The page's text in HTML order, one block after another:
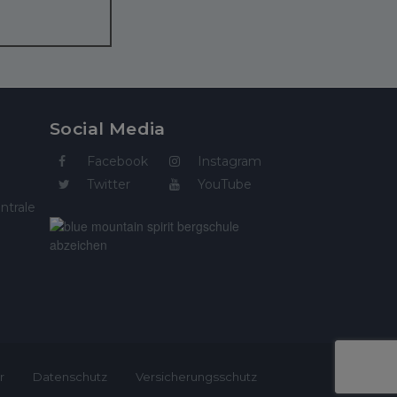
Social Media
Facebook
Twitter
Instagram
YouTube
Datenschutz Versicherungsschutz